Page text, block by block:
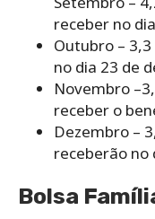
receber no
Outubro –
no dia 23 de
Novembro
receber o
Dezembro –
receberão no
Bolsa